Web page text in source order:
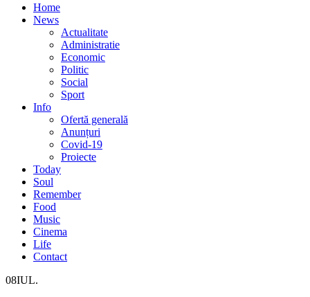
Home
News
Actualitate
Administratie
Economic
Politic
Social
Sport
Info
Ofertă generală
Anunțuri
Covid-19
Proiecte
Today
Soul
Remember
Food
Music
Cinema
Life
Contact
08IUL.